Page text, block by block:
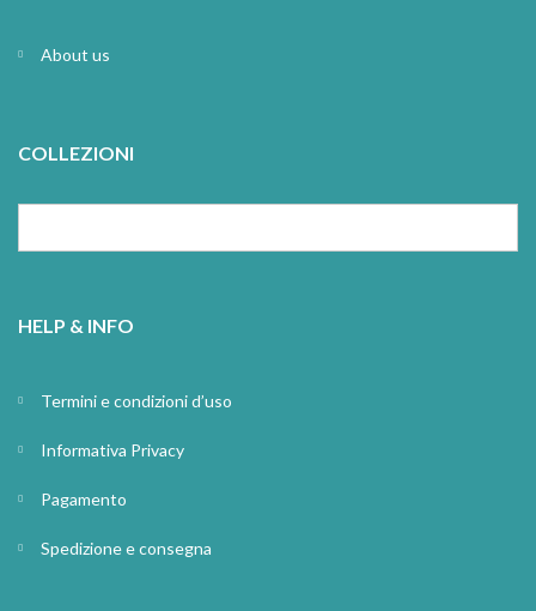
About us
COLLEZIONI
HELP & INFO
Termini e condizioni d’uso
Informativa Privacy
Pagamento
Spedizione e consegna